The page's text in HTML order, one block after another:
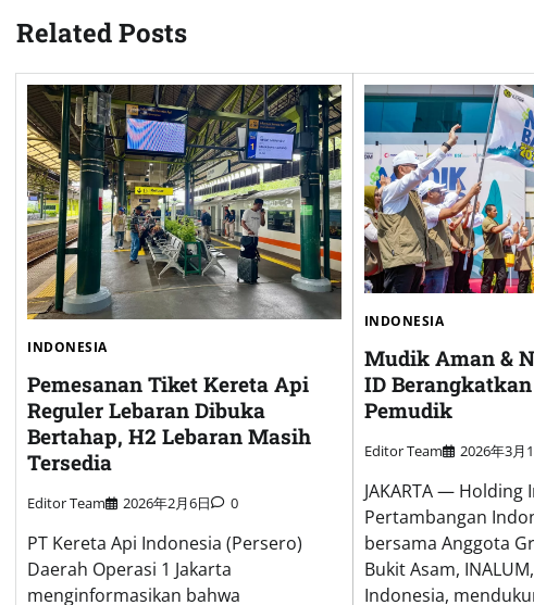
Related Posts
INDONESIA
Pemesanan Tiket Kereta Api
Reguler Lebaran Dibuka
Bertahap, H2 Lebaran Masih
Tersedia
Editor Team 2026年2月6日 0
PT Kereta Api Indonesia (Persero)
Daerah Operasi 1 Jakarta
menginformasikan bahwa
INDONESIA
Mudik Aman &
ID Berangkatkan
Pemudik
Editor Team 2026年3月
JAKARTA — Holding
Pertambangan
bersama Anggota
Bukit Asam,
Indonesia,